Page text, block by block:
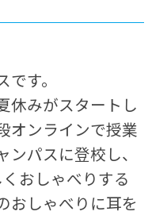
す。
休みがスタートし
オンラインで授業
パスに登校し、
おしゃべりする
おしゃべりに耳を